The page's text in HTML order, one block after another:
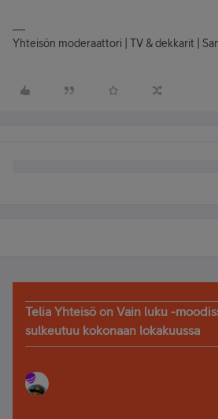
Yhteisön moderaattori | TV & dekkarit |
Telia Yhteisö on Vain luku -
sulkeutuu kokonaan lokakuussa